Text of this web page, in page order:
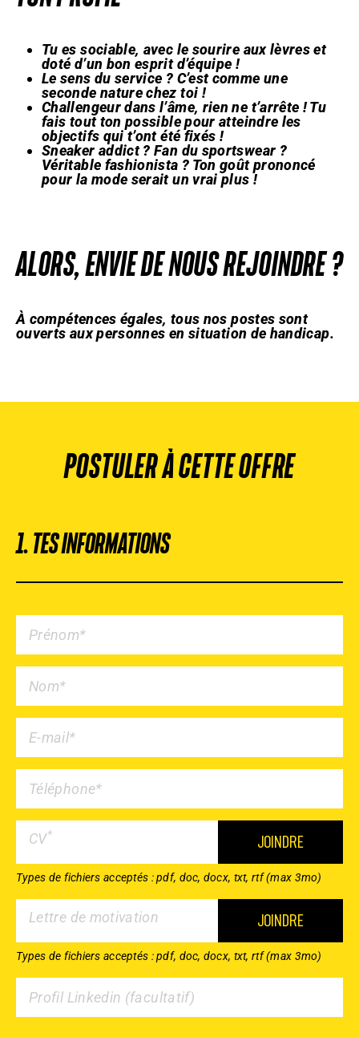
Tu es sociable, avec le sourire aux lèvres et
doté d’un bon esprit d’équipe !
Le sens du service ? C’est comme une
seconde nature chez toi !
Challengeur dans l’âme, rien ne t’arrête ! Tu
fais tout ton possible pour atteindre les
objectifs qui t’ont été fixés !
Sneaker addict ? Fan du sportswear ?
Véritable fashionista ? Ton goût prononcé
pour la mode serait un vrai plus !
ALORS, ENVIE DE NOUS REJOINDRE ?
À compétences égales, tous nos postes sont
ouverts aux personnes en situation de handicap.
POSTULER À CETTE OFFRE
1. TES INFORMATIONS
CV* JOINDRE
Types de fichiers acceptés : pdf, doc, docx, txt, rtf (max 3mo)
Lettre de motivation JOINDRE
Types de fichiers acceptés : pdf, doc, docx, txt, rtf (max 3mo)